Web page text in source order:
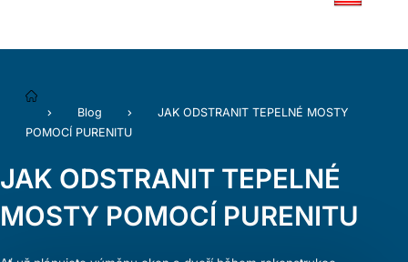
Blog
JAK ODSTRANIT TEPELNÉ MOSTY
POMOCÍ PURENITU
JAK ODSTRANIT TEPELNÉ
MOSTY POMOCÍ PURENITU